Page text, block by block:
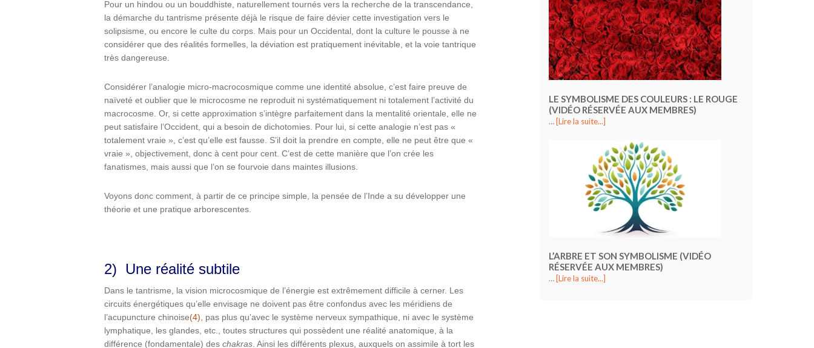
Pour un hindou ou un bouddhiste, naturellement tournés vers la recherche de la transcendance,
la démarche du tantrisme présente déjà le risque de faire dévier cette investigation vers le
solipsisme, ou encore le culte du corps. Mais pour un Occidental, dont la culture le pousse à ne
considérer que des réalités formelles, la déviation est pratiquement inévitable, et la voie tantrique
très dangereuse.
Considérer l’analogie micro-macrocosmique comme une identité absolue, c’est faire preuve de
naïveté et oublier que le microcosme ne reproduit ni systématiquement ni totalement l’activité du
macrocosme. Or, si cette approximation s’intègre parfaitement dans la mentalité orientale, elle ne
peut satisfaire l’Occident, qui a besoin de dichotomies. Pour lui, si cette analogie n’est pas «
totalement vraie », c’est qu’elle est fausse. S’il doit la prendre en compte, elle ne peut être que «
vraie », objectivement, donc à cent pour cent. C’est de cette manière que l’on crée les
fanatismes, mais aussi que l’on se fourvoie dans maintes illusions.
Voyons donc comment, à partir de ce principe simple, la pensée de l’Inde a su développer une
théorie et une pratique arborescentes.
2) Une réalité subtile
Dans le tantrisme, la vision microcosmique de l’énergie est extrêmement difficile à cerner. Les
circuits énergétiques qu’elle envisage ne doivent pas être confondus avec les méridiens de
l’acupuncture chinoise(4) , pas plus qu’avec le système nerveux sympathique, ni avec le système
lymphatique, les glandes, etc., toutes structures qui possèdent une réalité anatomique, à la
différence (fondamentale) des chakras . Ainsi les différents plexus, auxquels on assimile à tort les
LE SYMBOLISME DES COULEURS : LE ROUGE
(VIDÉO RÉSERVÉE AUX MEMBRES)
… [Lire la suite...]
L’ARBRE ET SON SYMBOLISME (VIDÉO
RÉSERVÉE AUX MEMBRES)
… [Lire la suite...]